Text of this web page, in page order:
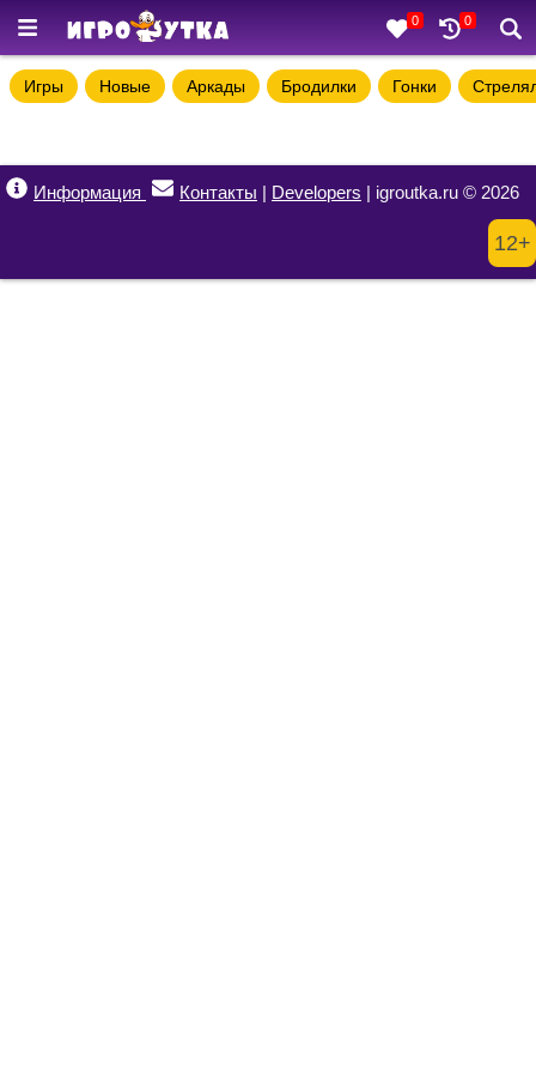
0 0
Игры Новые Аркады Бродилки Гонки
Информация Контакты | Developers | igroutka.ru © 2026
12+